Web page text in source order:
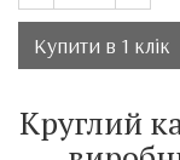
Купити в 1 клік
Круглий